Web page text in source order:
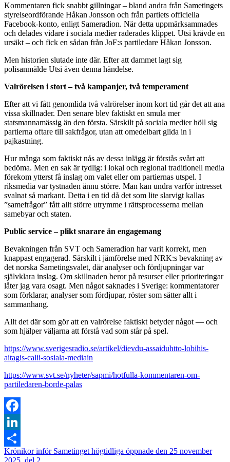
Kommentaren fick snabbt gillningar – bland andra från Sametingets
styrelseordförande Håkan Jonsson och från partiets officiella
Facebook-konto, enligt Sameradion. När detta uppmärksammades
och delades vidare i sociala medier raderades klippet. Utsi krävde en
ursäkt – och fick en sådan från JoF:s partiledare Håkan Jonsson.
Men historien slutade inte där. Efter att dammet lagt sig
polisanmälde Utsi även denna händelse.
Valrörelsen i stort – två kampanjer, två temperament
Efter att vi fått genomlida två valrörelser inom kort tid går det att ana
vissa skillnader. Den senare blev faktiskt en smula mer
statsmannamässig än den första. Särskilt på sociala medier höll sig
partierna oftare till sakfrågor, utan att omedelbart glida in i
pajkastning.
Hur många som faktiskt nås av dessa inlägg är förstås svårt att
bedöma. Men en sak är tydlig: i lokal och regional traditionell media
förekom ytterst få inslag om valet eller om partiernas utspel. I
riksmedia var tystnaden ännu större. Man kan undra varför intresset
svalnat så markant. Detta i en tid då det som lite slarvigt kallas
”samefrågor” fått allt större utrymme i rättsprocesserna mellan
samebyar och staten.
Public service – plikt snarare än engagemang
Bevakningen från SVT och Sameradion har varit korrekt, men
knappast engagerad. Särskilt i jämförelse med NRK:s bevakning av
det norska Sametingsvalet, där analyser och fördjupningar var
självklara inslag. Om skillnaden beror på resurser eller prioriteringar
låter jag vara osagt. Men något saknades i Sverige: kommentatorer
som förklarar, analyser som fördjupar, röster som sätter allt i
sammanhang.
Allt det där som gör att en valrörelse faktiskt betyder något — och
som hjälper väljarna att förstå vad som står på spel.
https://www.sverigesradio.se/artikel/dievdu-assaiduhtto-lobihis-
aitagis-calii-sosiala-mediain
https://www.svt.se/nyheter/sapmi/hotfulla-kommentaren-om-
partiledaren-borde-palas
Facebook
LinkedIn
Dela
Krönikor inför Sametinget högtidliga öppnade den 25 november
2025, del 2